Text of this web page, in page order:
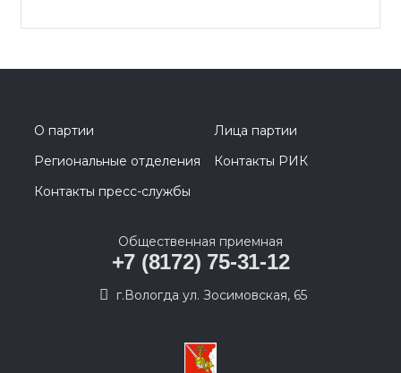
О партии
Лица партии
Региональные отделения
Контакты РИК
Контакты пресс-службы
Общественная приемная
+7 (8172) 75-31-12
г.Вологда ул. Зосимовская, 65